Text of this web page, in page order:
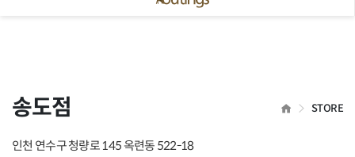
송도점
인천 연수구 청량로 145 옥련동 522-18
HOMESTORE